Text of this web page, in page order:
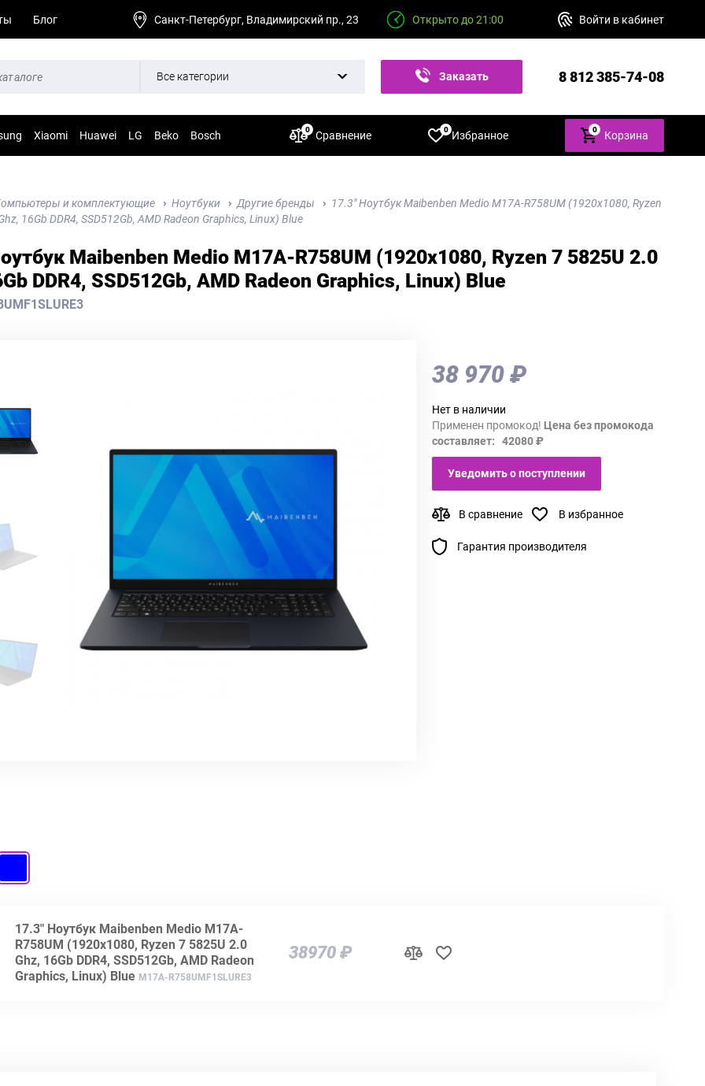
Блог Санкт-Петербург, Владимирский пр., 23 Открыто до 21:00 Войти в кабинет
Все категории Заказать 8 812 385-74-08
Xiaomi Huawei LG Beko Bosch Сравнение
0 Избранное
0 0 Корзина
и комплектующие Ноутбуки Другие бренды
17.3" Ноутбук Maibenben Medio M17A-R758UM (1920x1080, Ryzen
16Gb DDR4, SSD512Gb, AMD Radeon Graphics, Linux) Blue
Maibenben Medio M17A-R758UM (1920x1080, Ryzen 7 5825U 2.0
DDR4, SSD512Gb, AMD Radeon Graphics, Linux) Blue
38 970 ₽
Нет в наличии
Применен промокод! Цена без промокода
составляет: 42080 ₽
Уведомить о поступлении
В сравнение В избранное
Гарантия производителя
17.3" Ноутбук Maibenben Medio M17A-
R758UM (1920x1080, Ryzen 7 5825U 2.0
Ghz, 16Gb DDR4, SSD512Gb, AMD Radeon
Graphics, Linux) Blue M17A-R758UMF1SLURE3
38970 ₽